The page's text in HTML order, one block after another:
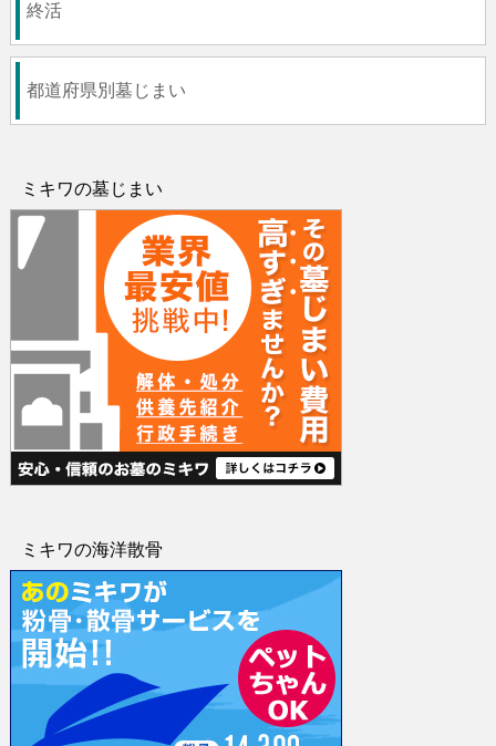
終活
都道府県別墓じまい
ミキワの墓じまい
ミキワの海洋散骨